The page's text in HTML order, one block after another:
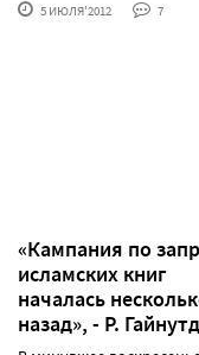
5 ИЮЛЯ'2012 7
«Кампания по
исламских книг
началась
назад», - Р.